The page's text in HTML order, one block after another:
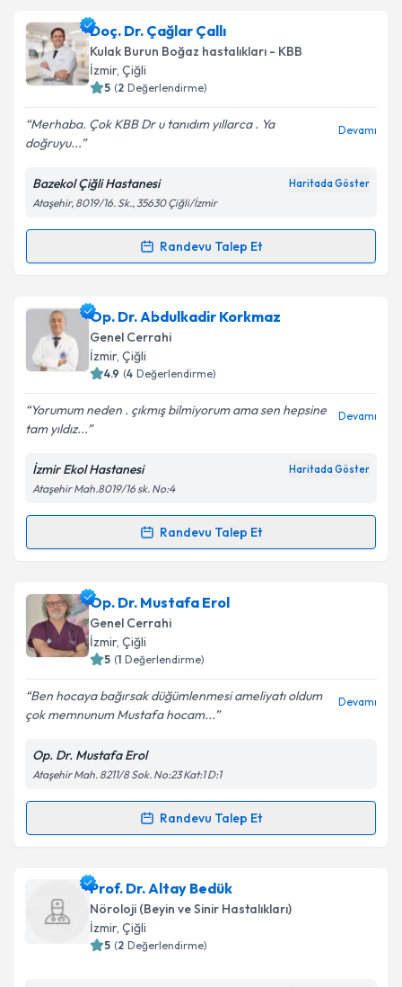
Op. Dr. Süreyya Hikmet Kozcu
talebi oluşturun. Size bu uzmandan randevu almanız
için bir takvim hazırlandığında e-posta ile
bilgilendireceğiz.
E-posta Adresiniz
Kişisel verilerimin işlenmesine ilişkin
Metni'ni okudum ve kişisel verilerimin belirtilen
kapsamda işlenmesini kabul ediyorum.
Doç. Dr. Çağlar Çallı
Kulak Burun Boğaz hastalıkları - KBB
İzmir, Çiğli
5 (2 Değerlendirme)
Merhaba. Çok KBB Dr u tanıdım yıllarca . Ya
doğruyu...
Devamı
Bazekol Çiğli Hastanesi Haritada Göster
Ataşehir, 8019/16. Sk., 35630 Çiğli/İzmir
Randevu Talep Et
Randevu Takvimi Talebi
Doç. Dr. Çağlar Çallıiçin randevu takvimi talebi
oluşturun. Size bu uzmandan randevu almanız için bir
takvim hazırlandığında e-posta ile bilgilendireceğiz.
Kişisel verilerimin işlenmesine ilişkin
Aydınlatma
Metni'ni okudum ve kişisel verilerimin belirtilen
kapsamda işlenmesini kabul ediyorum.
Op. Dr. Abdulkadir Korkmaz
Genel Cerrahi
İzmir, Çiğli
4.9 (4 Değerlendirme)
Yorumum neden . çıkmış bilmiyorum ama sen hepsine
tam yıldız...
Devamı
İzmir Ekol Hastanesi Haritada Göster
Ataşehir Mah.8019/16 sk. No:4
Randevu Talep Et
Randevu Takvimi Talebi
Op. Dr. Abdulkadir Korkmaz
talebi oluşturun. Size bu uzmandan randevu almanız
için bir takvim hazırlandığında e-posta ile
bilgilendireceğiz.
E-posta Adresiniz
Kişisel verilerimin işlenmesine ilişkin
Metni'ni okudum ve kişisel verilerimin belirtilen
kapsamda işlenmesini kabul ediyorum.
Op. Dr. Mustafa Erol
Genel Cerrahi
İzmir, Çiğli
5 (1 Değerlendirme)
Ben hocaya bağırsak düğümlenmesi ameliyatı oldum
çok memnunum Mustafa hocam...
Devamı
Op. Dr. Mustafa Erol
Ataşehir Mah. 8211/8 Sok. No:23 Kat:1 D:1
Randevu Talep Et
Randevu Takvimi Talebi
Op. Dr. Mustafa Erol için randevu takvimi talebi
oluşturun. Size bu uzmandan randevu almanız için bir
takvim hazırlandığında e-posta ile bilgilendireceğiz.
Prof. Dr. Altay Bedük
Nöroloji (Beyin ve Sinir Hastalıkları)
İzmir, Çiğli
5 (2 Değerlendirme)